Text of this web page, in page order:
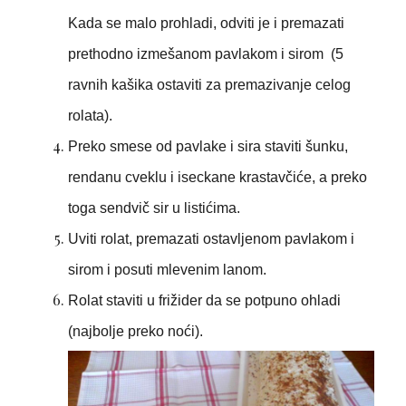
Kada se malo prohladi, odviti je i premazati
prethodno izmešanom pavlakom i sirom (5
ravnih kašika ostaviti za premazivanje celog
rolata).
Preko smese od pavlake i sira staviti šunku,
rendanu cveklu i iseckane krastavčiće, a preko
toga sendvič sir u listićima.
Uviti rolat, premazati ostavljenom pavlakom i
sirom i posuti mlevenim lanom.
Rolat staviti u frižider da se potpuno ohladi
(najbolje preko noći).